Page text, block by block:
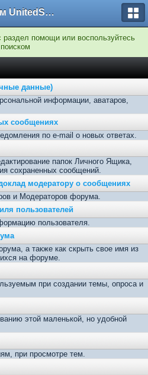
Форум UnitedSouth
помощи или воспользуйтесь
поиском
данные)
информации, аватаров,
сообщениях
по e-mail о новых ответах.
папок Личного Ящика,
сохраненных сообщений.
модератору о сообщениях
и Модераторов форума.
пользователей
пользователя.
а также как скрыть свое имя из
на форуме.
при создании темы, опроса и
этой маленькой, но удобной
при просмотре тем.